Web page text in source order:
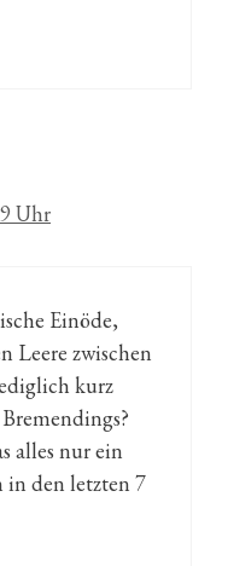
Uhr
Einöde,
Leere zwischen
kurz
alles nur ein
in den letzten 7